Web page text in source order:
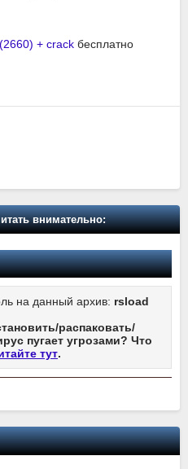
+ crack бесплатно
внимательно:
на данный архив: rsload
распаковать/
пугает угрозами? Что
тут.